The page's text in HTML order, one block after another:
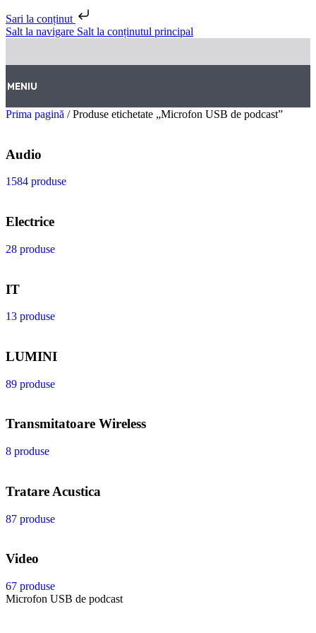
Sari la conținut
Salt la navigare Salt la conținutul principal
MENIU
Prima pagină / Produse etichetate „Microfon USB de podcast”
Audio
1584 produse
Electrice
28 produse
IT
13 produse
LUMINI
89 produse
Transmitatoare Wireless
8 produse
Tratare Acustica
87 produse
Video
67 produse
Microfon USB de podcast